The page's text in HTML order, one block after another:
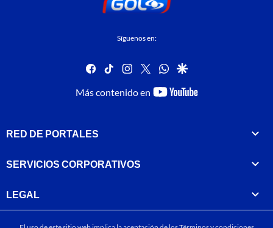
Síguenos en:
facebook
tiktok instagram
twitterwhatsapp
google
Más contenido en
youtube-
RED DE PORTALES
SERVICIOS CORPORATIVOS
LEGAL